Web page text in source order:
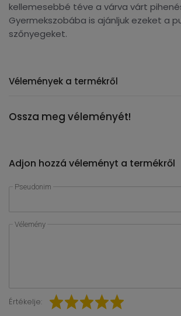
kellemesebbé téve a várva várt
Gyermekszobába is ajánljuk ezeket a
szőnyegeket.
Vélemények a termékről
Ossza meg véleményét!
Adjon hozzá véleményt a termékről
Pseudonim
Vélemény
Értékelje: